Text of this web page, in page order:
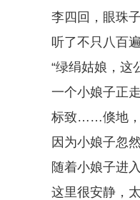
李四回，眼珠
听了不只八百
“绿绢姑娘，这
一个小娘子正
标致……倏地，
因为小娘子忽
随着小娘子进
这里很安静，